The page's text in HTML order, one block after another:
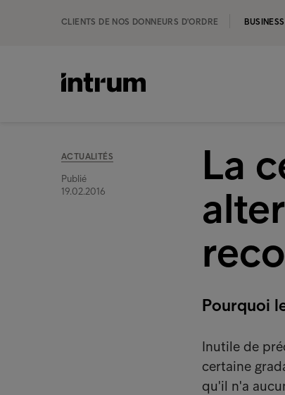
CLIENTS DE NOS DONNEURS D'ORDRE
ACTUALITÉS
Publié
19.02.2016
La
Pourquoi
Inutile de
certaine
qu'il n'a